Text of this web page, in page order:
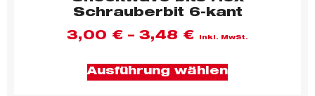
Schrauberbit 6-kant
3,00 € – 3,48 € inkl. MwSt.
Ausführung wählen